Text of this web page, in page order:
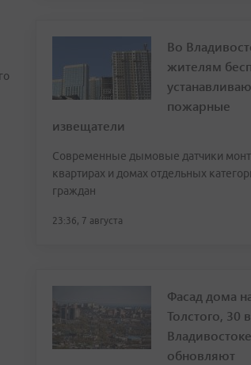
Во
жителям
пожарные
извещатели
Современные дымовые датчики
квартирах и домах отдельных
граждан
23:36, 7 августа
Фасад дома
Толстого, 30
Владивостоке
обновляют